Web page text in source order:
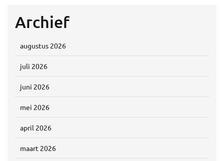
Archief
augustus 2026
juli 2026
juni 2026
mei 2026
april 2026
maart 2026